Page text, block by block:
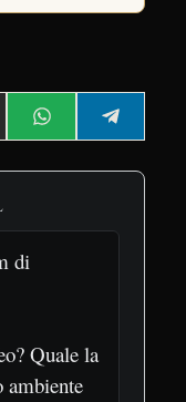
Share
on
WhatsAppShare
on